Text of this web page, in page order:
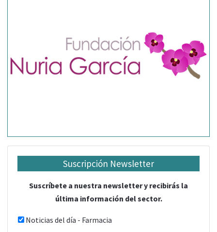
Suscripción Newsletter
Suscríbete a nuestra newsletter y recibirás la
última información del sector.
Noticias del día - Farmacia